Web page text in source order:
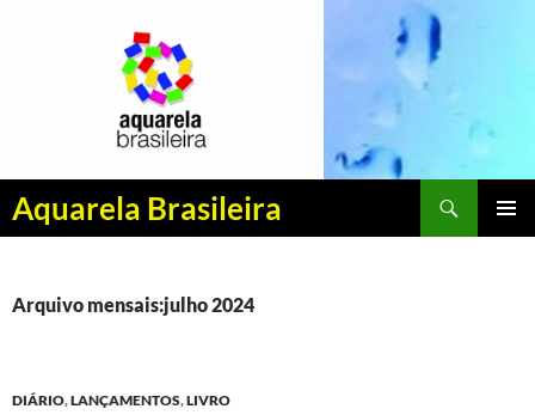
Aquarela Brasileira
Pesquisar
PULAR
CONTEÚDO
Arquivo mensais:julho 2024
DIÁRIO,LANÇAMENTOS,LIVRO